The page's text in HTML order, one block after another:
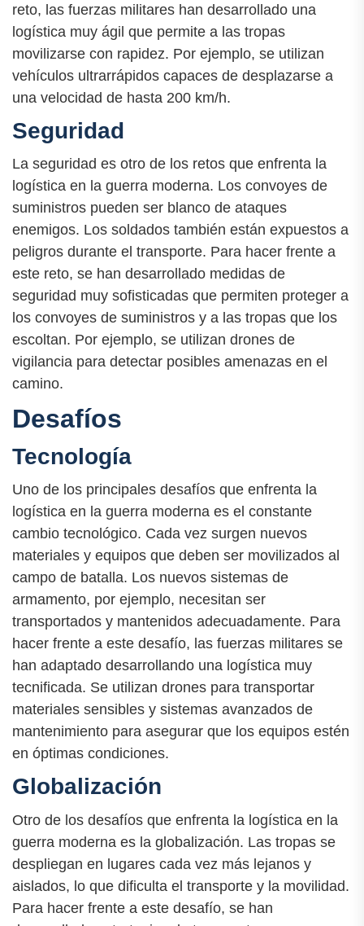
reto, las fuerzas militares han desarrollado una
logística muy ágil que permite a las tropas
movilizarse con rapidez. Por ejemplo, se utilizan
vehículos ultrarrápidos capaces de desplazarse a
una velocidad de hasta 200 km/h.
Seguridad
La seguridad es otro de los retos que enfrenta la
logística en la guerra moderna. Los convoyes de
suministros pueden ser blanco de ataques
enemigos. Los soldados también están expuestos a
peligros durante el transporte. Para hacer frente a
este reto, se han desarrollado medidas de
seguridad muy sofisticadas que permiten proteger a
los convoyes de suministros y a las tropas que los
escoltan. Por ejemplo, se utilizan drones de
vigilancia para detectar posibles amenazas en el
camino.
Desafíos
Tecnología
Uno de los principales desafíos que enfrenta la
logística en la guerra moderna es el constante
cambio tecnológico. Cada vez surgen nuevos
materiales y equipos que deben ser movilizados al
campo de batalla. Los nuevos sistemas de
armamento, por ejemplo, necesitan ser
transportados y mantenidos adecuadamente. Para
hacer frente a este desafío, las fuerzas militares se
han adaptado desarrollando una logística muy
tecnificada. Se utilizan drones para transportar
materiales sensibles y sistemas avanzados de
mantenimiento para asegurar que los equipos estén
en óptimas condiciones.
Globalización
Otro de los desafíos que enfrenta la logística en la
guerra moderna es la globalización. Las tropas se
despliegan en lugares cada vez más lejanos y
aislados, lo que dificulta el transporte y la movilidad.
Para hacer frente a este desafío, se han